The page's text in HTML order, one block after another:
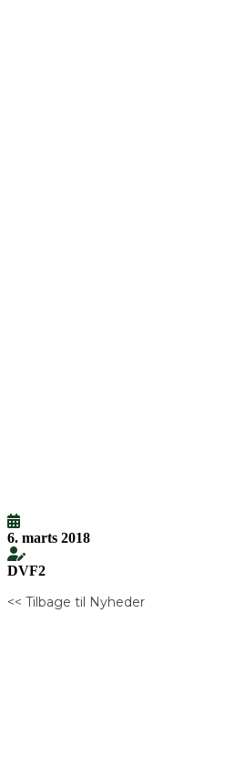
6. marts 2018
DVF2
<< Tilbage til Nyheder